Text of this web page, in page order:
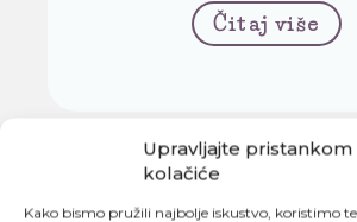
Upravljajte pristankom
kolačiće
Kako bismo pružili najbolje iskustvo, koristimo
Čitaj više